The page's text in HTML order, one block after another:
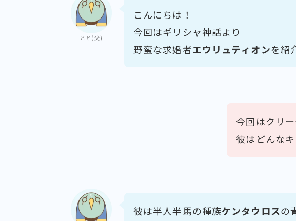
とと(父)
こんにちは！
今回はギリシャ神話より
野蛮な求婚者エウリュティオンを紹
今回はクリ
彼はどんな
彼は半人半馬の種族ケンタウロスの